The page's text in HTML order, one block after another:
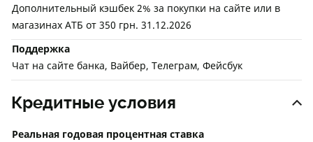
Дополнительный кэшбек 2% за покупки на сайте или в
магазинах АТБ от 350 грн. 31.12.2026
Поддержка
Чат на сайте банка, Вайбер, Телеграм, Фейсбук
Кредитные условия
Реальная годовая процентная ставка